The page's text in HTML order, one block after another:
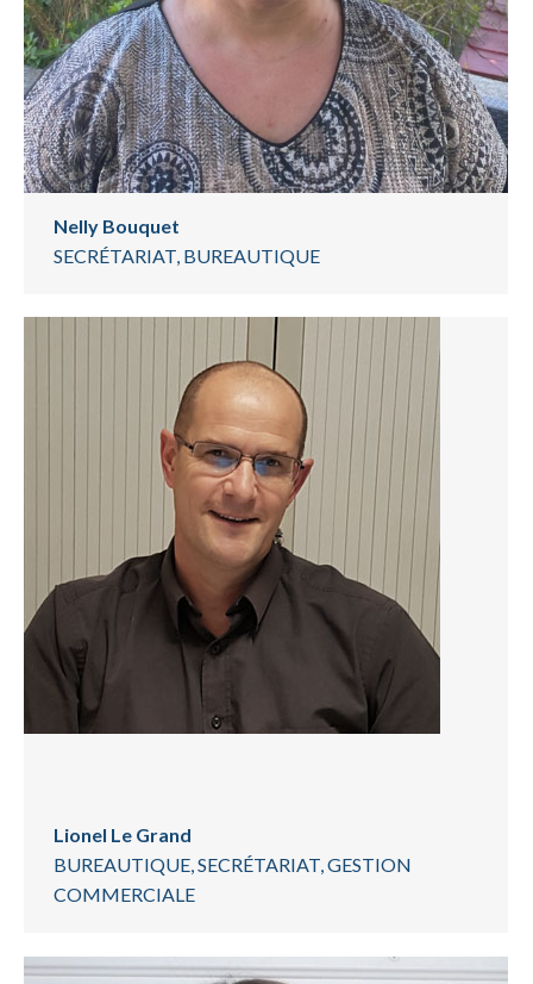
Nelly Bouquet
SECRÉTARIAT, BUREAUTIQUE
Lionel Le Grand
BUREAUTIQUE, SECRÉTARIAT, GESTION
COMMERCIALE